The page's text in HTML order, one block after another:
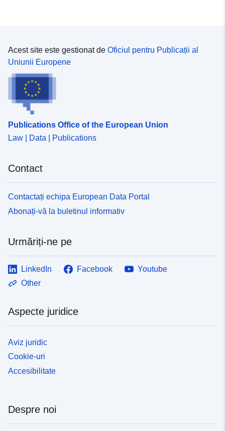
Acest site este gestionat de Oficiul pentru Publicații al
Uniunii Europene
Publications Office of the European Union
Law | Data | Publications
Contact
Contactați echipa European Data Portal
Abonați-vă la buletinul informativ
Urmăriți-ne pe
LinkedIn Facebook
Youtube
Other
Aspecte juridice
Aviz juridic
Cookie-uri
Accesibilitate
Despre noi